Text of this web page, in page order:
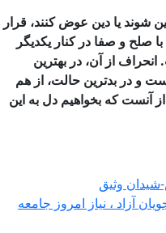
شوند یا دین عوض کنند، قرار
صلح و صفا در کنار یکدیگر
انحراف از آن، در بهترین
و در بدترین حالت، از هم
که بخواهیم دل به این
وثیق
آزاد ، نیاز امروز جامعه